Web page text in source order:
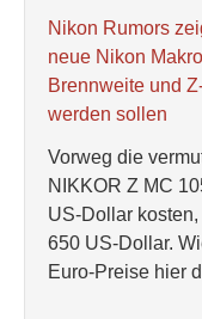
Nikon Rumors
neue Nikon
Brennweite und
werden sollen
Vorweg die
NIKKOR Z MC
US-Dollar
650 US-Dollar.
Euro-Preise hier